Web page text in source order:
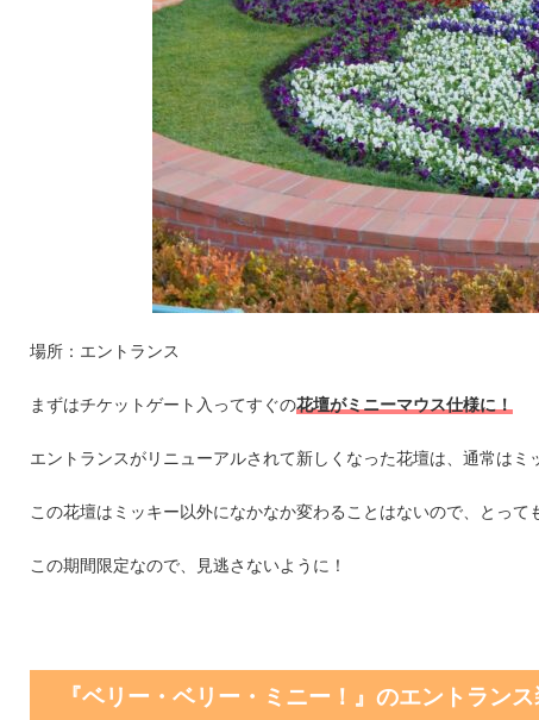
場所：エントランス
まずはチケットゲート入ってすぐの花壇がミニーマウス仕様に！
エントランスがリニューアルされて新しくなった花壇は、通常は
この花壇はミッキー以外になかなか変わることはないので、とって
この期間限定なので、見逃さないように！
『ベリー・ベリー・ミニー！』のエントラン